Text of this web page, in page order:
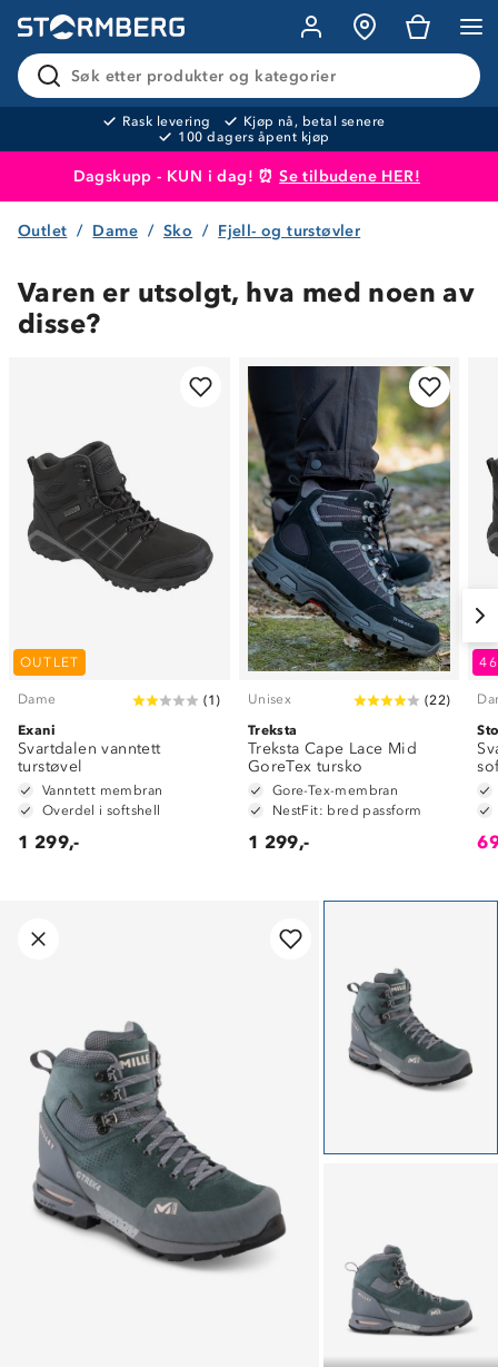
Søk etter produkter og kategorier
Rask levering
Kjøp nå, betal senere
100 dagers åpent kjøp
Dagskupp - KUN i dag! ⏰Se tilbudene HER!
Produktet er lagt i handlekurven Til kassen
Outlet Dame Sko Fjell- og turstøvler
Varen er utsolgt, hva med noen av
disse?
OUTLET
Dame (1 )
Exani
Svartdalen vanntett
turstøvel
Vanntett membran
Overdel i softshell
1 299,-
Unisex (22)
Treksta
Treksta Cape Lace Mid
GoreTex tursko
Gore-Tex-membran
NestFit: bred passform
1 299,-